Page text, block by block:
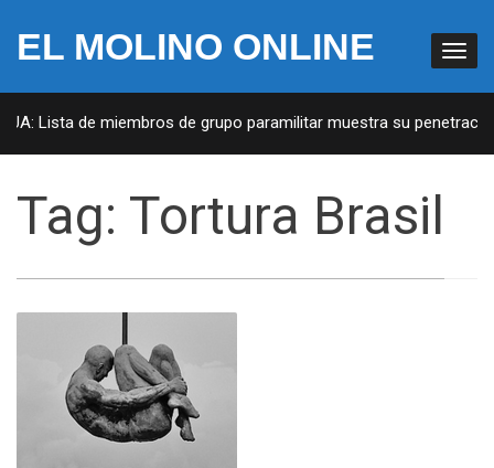
EL MOLINO ONLINE
Lista de miembros de grupo paramilitar muestra su penetración
Tag: Tortura Brasil